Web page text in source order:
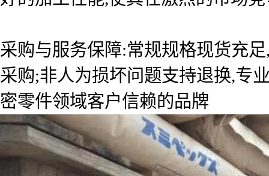
采购与服务保障:常规规格现货充
采购;非人为损坏问题支持退换,专
密零件领域客户信赖的品牌